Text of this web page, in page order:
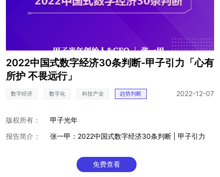
2022中国式数字经济30条判断-甲子引力「心有
所护 不畏远行」
数字经济 数字化 科技产业 趋势判断 2022-12-07
版权所有：
甲子光年
报告简介：
张一甲：2022中国式数字经济30条判断 | 甲子引力
免费查看